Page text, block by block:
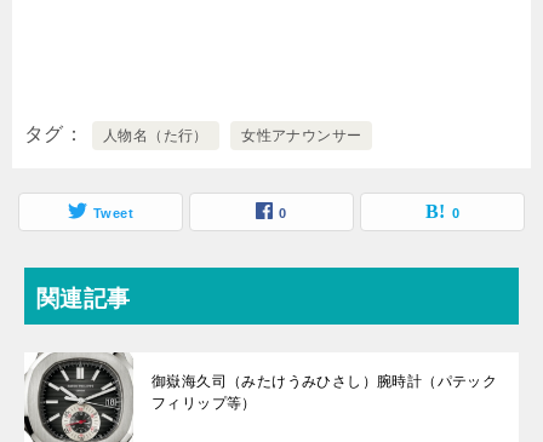
タグ 人物名（た行） 女性アナウンサー
Tweet 0 0
関連記事
御嶽海久司（みたけうみひさし）腕時計（パテック
フィリップ等）